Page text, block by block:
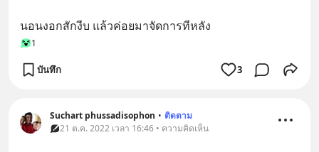
นอนงอกสักงีบ แล้วค่อยมาจัดการทีหลัง
1
บันทึก 3
Suchart phussadisophon • ติดตาม
21 ต.ค. 2022 เวลา 16:46 • ความคิดเห็น